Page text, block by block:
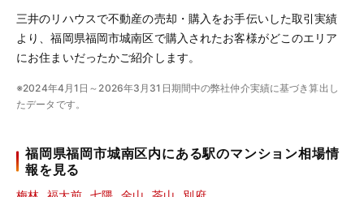
三井のリハウスで不動産の売却・購入をお手伝いした取引実績
より、福岡県福岡市城南区で購入されたお客様がどこのエリア
にお住まいだったかご紹介します。
※2024年4月1日～2026年3月31日期間中の弊社仲介実績に基づき算出し
たデータです。
福岡県福岡市城南区内にある駅のマンション相場情
報を見る